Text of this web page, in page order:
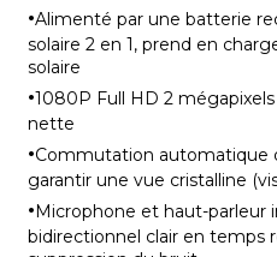
·Alimenté par une batterie
solaire 2 en 1, prend en
solaire
·1080P Full HD 2
nette
·Commutation automatique
garantir une vue cristalline
·Microphone et haut-parleur
bidirectionnel clair en temps